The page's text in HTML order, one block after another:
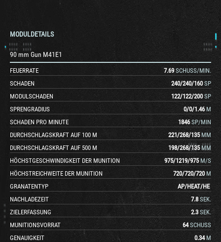
MODULDETAILS
90 mm Gun M41E1
FEUERRATE 7.69 SCHUSS/MIN.
SCHADEN
240/240/160 SP
MODULSCHADEN
122/122/200 SP
SPRENGRADIUS
0/0/1.46 M
SCHADEN PRO MINUTE
1846 SP/MIN
DURCHSCHLAGSKRAFT AUF 100 M
221/268/135 MM
DURCHSCHLAGSKRAFT AUF 500 M
198/268/135 MM
HÖCHSTGESCHWINDIGKEIT DER MUNITION
975/1219/975 M/S
HÖCHSTREICHWEITE DER MUNITION
720/720/720 M
GRANATENTYP
AP/HEAT/HE
NACHLADEZEIT
7.8 SEK.
ZIELERFASSUNG
2.3 SEK.
MUNITIONSVORRAT
64 SCHUSS
GENAUIGKEIT
0.34 M